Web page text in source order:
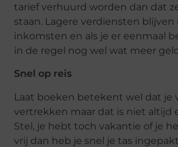
tarief verhuurd worden dan dat
staan. Lagere verdiensten
inkomsten en als je er eenmaal
in de regel nog wel wat meer
Snel op reis
Laat boeken betekent wel dat je
vertrekken maar dat is niet altijd
Stel, je hebt toch vakantie of je
vrij dan heb je snel je tas